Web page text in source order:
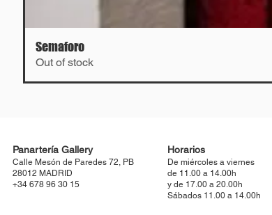
Semaforo
Out of stock
Panartería Gallery
Calle Mesón de Paredes 72, PB
28012 MADRID
+34 678 96 30 15
Horarios
De miércoles a viernes
de 11.00 a 14.00h
y de 17.00 a 20.00h
Sábados 11.00 a 14.00h